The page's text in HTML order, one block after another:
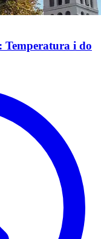
Temperatura i do